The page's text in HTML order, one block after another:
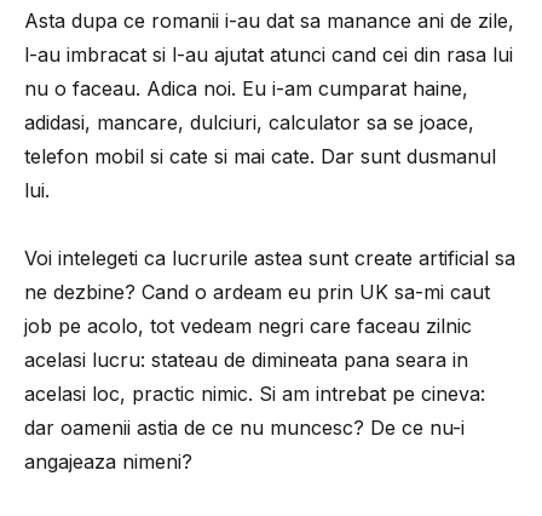
Asta dupa ce romanii i-au dat sa manance ani de zile,
l-au imbracat si l-au ajutat atunci cand cei din rasa lui
nu o faceau. Adica noi. Eu i-am cumparat haine,
adidasi, mancare, dulciuri, calculator sa se joace,
telefon mobil si cate si mai cate. Dar sunt dusmanul
lui.
Voi intelegeti ca lucrurile astea sunt create artificial sa
ne dezbine? Cand o ardeam eu prin UK sa-mi caut
job pe acolo, tot vedeam negri care faceau zilnic
acelasi lucru: stateau de dimineata pana seara in
acelasi loc, practic nimic. Si am intrebat pe cineva:
dar oamenii astia de ce nu muncesc? De ce nu-i
angajeaza nimeni?